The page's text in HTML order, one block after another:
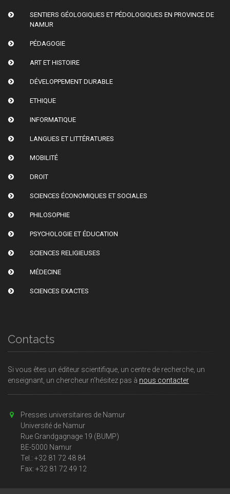
SENTIERS GÉOLOGIQUES ET PÉDOLOGIQUES EN PROVINCE DE
NAMUR
PÉDAGOGIE
ART ET HISTOIRE
DÉVELOPPEMENT DURABLE
ETHIQUE
INFORMATIQUE
LANGUES ET LITTÉRATURES
MOBILITÉ
DROIT
SCIENCES ÉCONOMIQUES ET SOCIALES
PHILOSOPHIE
PSYCHOLOGIE ET ÉDUCATION
SCIENCES RELIGIEUSES
MÉDECINE
SCIENCES EXACTES
Contacts
Si vous êtes un éditeur scientifique, un centre de recherche, un
enseignant, un chercheur n'hésitez pas à nous contacter
Presses universitaires de Namur
Université de Namur
Rue Grandgagnage 19 (BUMP)
BE-5000 Namur
Tel.: +32 81 72 48 84
Fax: +32 81 72 49 12